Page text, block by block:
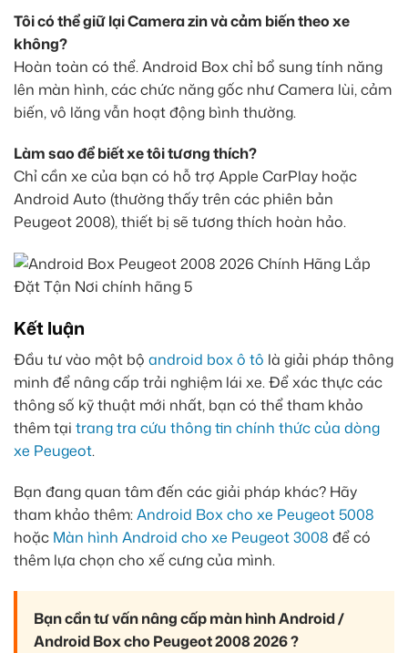
Tôi có thể giữ lại Camera zin và cảm biến theo xe
không?
Hoàn toàn có thể. Android Box chỉ bổ sung tính năng
lên màn hình, các chức năng gốc như Camera lùi, cảm
biến, vô lăng vẫn hoạt động bình thường.
Làm sao để biết xe tôi tương thích?
Chỉ cần xe của bạn có hỗ trợ Apple CarPlay hoặc
Android Auto (thường thấy trên các phiên bản
Peugeot 2008), thiết bị sẽ tương thích hoàn hảo.
Kết luận
Đầu tư vào một bộ android box ô tô là giải pháp thông
minh để nâng cấp trải nghiệm lái xe. Để xác thực các
thông số kỹ thuật mới nhất, bạn có thể tham khảo
thêm tại trang tra cứu thông tin chính thức của dòng
xe Peugeot.
Bạn đang quan tâm đến các giải pháp khác? Hãy
tham khảo thêm:Android Box cho xe Peugeot 5008
hoặc Màn hình Android cho xe Peugeot 3008 để có
thêm lựa chọn cho xế cưng của mình.
Bạn cần tư vấn nâng cấp màn hình Android /
Android Box cho Peugeot 2008 2026 ?